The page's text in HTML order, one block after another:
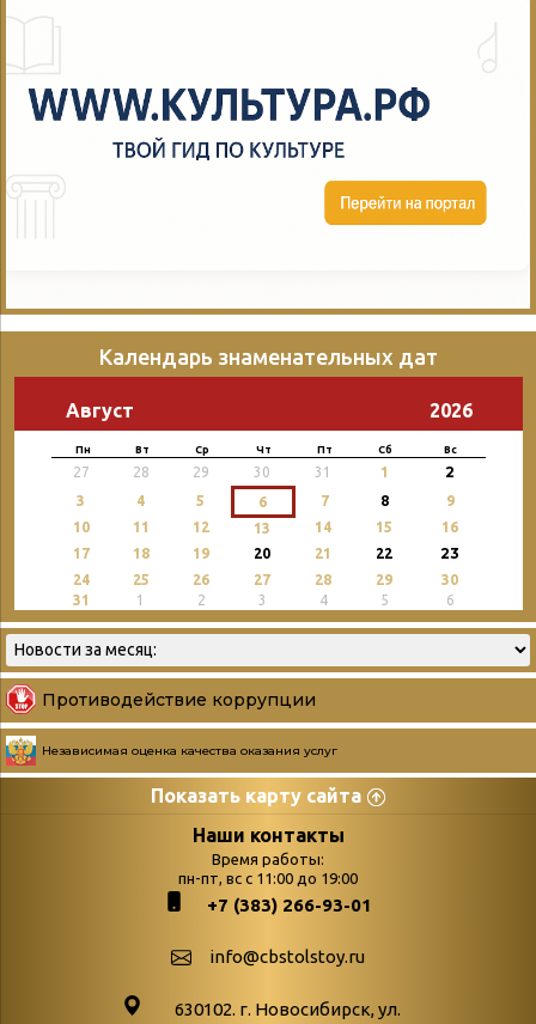
Календарь знаменательных дат
Август 2026
Пн Вт Ср Чт Пт Сб Вс
27 28 29 30 31 1 2
3 4 5 6 7 8
9
10
11 12 13 14 15
16
17
18 19 20 21 22 23
24 25 26 27 28 29
30
31
1 2 3 4 5 6
Противодействие коррупции
Независимая оценка качества оказания услуг
Показать карту сайта
Страницы
podvedenie-itogov-festivalya-
paskhalnaya-palitra
поступлений
Война. Народ.
Наши контакты
Время работы:
пн-пт, вс с 11:00 до 19:00
+7 (383) 266-93-01
info@cbstolstoy.ru
630102. г. Новосибирск, ул.